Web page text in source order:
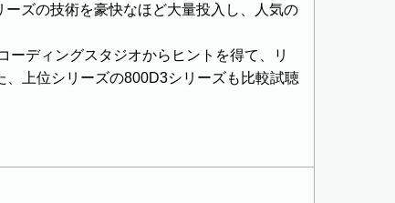
ズの技術を豪快なほど大量投入し、人気の
ディングスタジオからヒントを得て、リ
上位シリーズの800D3シリーズも比較試聴